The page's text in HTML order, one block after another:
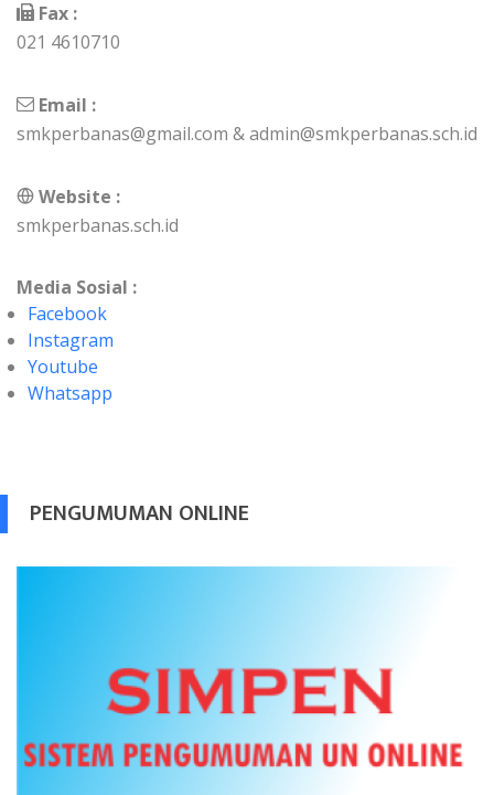
Fax :
021 4610710
Email :
smkperbanas@gmail.com & admin@smkperbanas.sch.id
Website :
smkperbanas.sch.id
Media Sosial :
Facebook
Instagram
Youtube
Whatsapp
PENGUMUMAN ONLINE